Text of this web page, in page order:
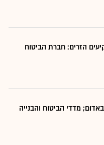
הזרים: חברת הביטוח
מדדי הביטוח והבנייה